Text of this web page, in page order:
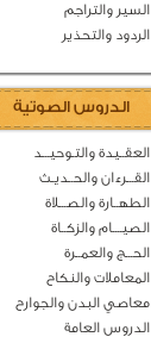
السير والتراجم
الردود والتحذير
الدروس الصوتية
العقــيدة والتـوحيـــد
القـــرءان والحــديـث
الطهــارة والصـــلاة
الصيــــام والزكــاة
الحـــج والعمــرة
المعاملات والنكاح
معاصي البدن والجوارح
الدروس العامة